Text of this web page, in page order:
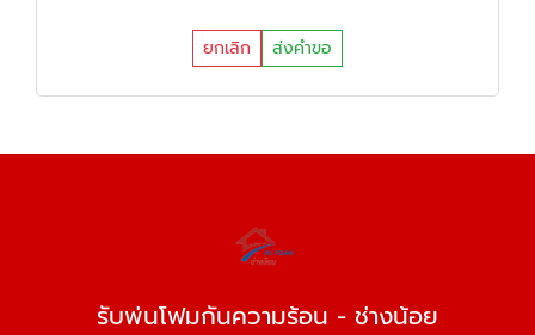
ยกเลิก ส่งคำขอ
รับพ่นโฟมกันความร้อน - ช่างน้อย